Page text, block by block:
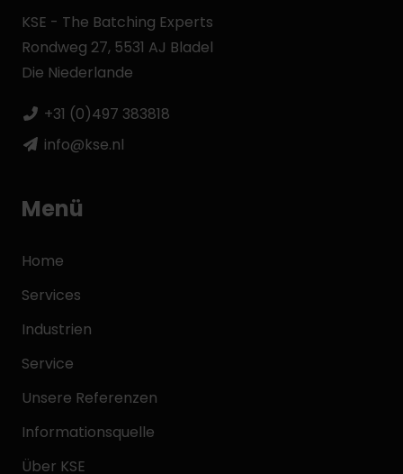
KSE - The Batching Experts
Rondweg 27, 5531 AJ Bladel
Die Niederlande
+31 (0)497 383818
info@kse.nl
Menü
Home
Services
Industrien
Service
Unsere Referenzen
Informationsquelle
Über KSE